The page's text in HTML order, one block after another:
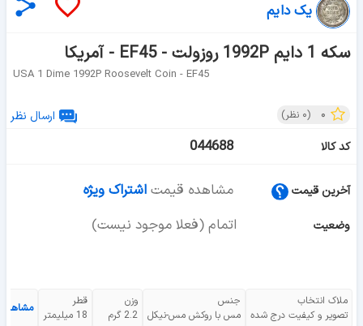
یک دایم
سکه 1 دایم 1992P روزولت - EF45 - آمریکا
USA 1 Dime 1992P Roosevelt Coin - EF45
۰ (۰ نظر)
ارسال نظر
کد کالا
044688
آخرین قیمت مشاهده قیمت اشتراک ویژه
وضعیت اتمام (فعلا موجود نیست)
ملاک انتخاب
تصویر و کیفیت درج شده
جنس
مس با روکش مس-نیکل
وزن
2.2 گرم
قطر
18 میلیمتر